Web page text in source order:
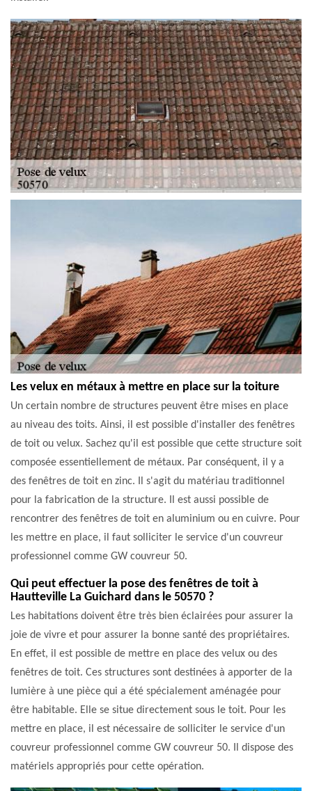
Les velux en métaux à mettre en place sur la toiture
Un certain nombre de structures peuvent être mises en place
au niveau des toits. Ainsi, il est possible d'installer des fenêtres
de toit ou velux. Sachez qu'il est possible que cette structure soit
composée essentiellement de métaux. Par conséquent, il y a
des fenêtres de toit en zinc. Il s'agit du matériau traditionnel
pour la fabrication de la structure. Il est aussi possible de
rencontrer des fenêtres de toit en aluminium ou en cuivre. Pour
les mettre en place, il faut solliciter le service d'un couvreur
professionnel comme GW couvreur 50.
Qui peut effectuer la pose des fenêtres de toit à
Hautteville La Guichard dans le 50570 ?
Les habitations doivent être très bien éclairées pour assurer la
joie de vivre et pour assurer la bonne santé des propriétaires.
En effet, il est possible de mettre en place des velux ou des
fenêtres de toit. Ces structures sont destinées à apporter de la
lumière à une pièce qui a été spécialement aménagée pour
être habitable. Elle se situe directement sous le toit. Pour les
mettre en place, il est nécessaire de solliciter le service d'un
couvreur professionnel comme GW couvreur 50. Il dispose des
matériels appropriés pour cette opération.